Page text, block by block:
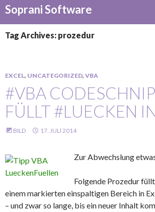
Soprani Software
TO
CONTENT
Tag Archives: prozedur
EXCEL, UNCATEGORIZED, VBA
#VBA
FÜLLT #LUECKEN
BILD 17. JULI 2014
Zur Abwechslung
Folgende Prozedur
einem markierten einspaltigen Bereich in
– und zwar so lange, bis ein neuer Inhalt